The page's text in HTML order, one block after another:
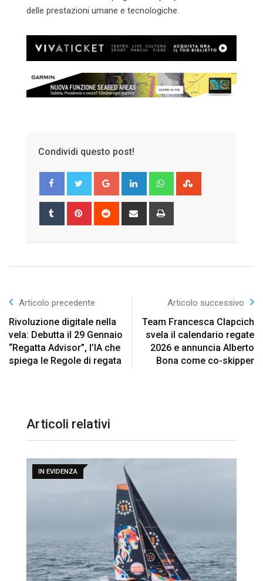
delle prestazioni umane e tecnologiche.
Condividi questo post!
Google+ LinkedIn Whatsapp
Tumblr Pinterest Reddit
Share
Articolo precedente
Rivoluzione digitale nella
vela: Debutta il 29 Gennaio
“Regatta Advisor”, l’IA che
spiega le Regole di regata
Articolo successivo
Team Francesca Clapcich
svela il calendario regate
2026 e annuncia Alberto
Bona come co-skipper
Articoli relativi
IN EVIDENZA